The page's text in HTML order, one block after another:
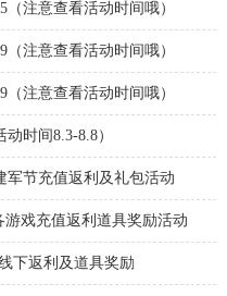
（注意查看活动时间哦）
（注意查看活动时间哦）
（注意查看活动时间哦）
时间8.3-8.8）
军节充值返利及礼包活动
游戏充值返利道具奖励活动
下返利及道具奖励